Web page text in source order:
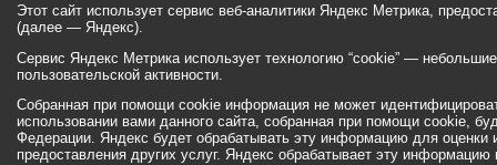
Этот сайт использует сервис веб-аналитики Яндекс Метрика,
(далее — Яндекс).
Сервис Яндекс Метрика использует технологию “cookie” —
пользовательской активности.
Собранная при помощи cookie информация не может
использовании вами данного сайта, собранная при помощи cookie,
Федерации. Яндекс будет обрабатывать эту информацию для оценки
предоставления других услуг. Яндекс обрабатывает эту